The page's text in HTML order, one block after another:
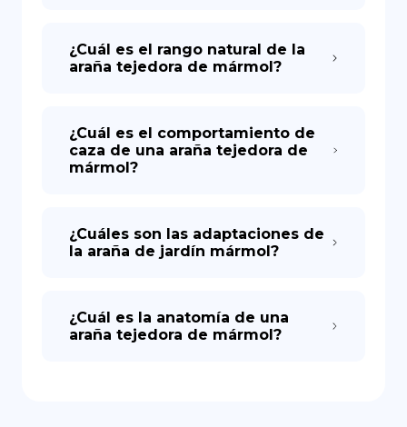
¿Cuál es el rango natural de la
araña tejedora de mármol?
¿Cuál es el comportamiento de
caza de una araña tejedora de
mármol?
¿Cuáles son las adaptaciones de
la araña de jardín mármol?
¿Cuál es la anatomía de una
araña tejedora de mármol?